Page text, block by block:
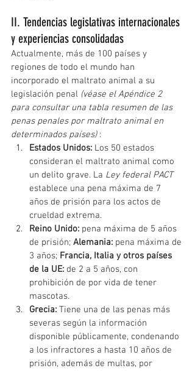
II. Tendencias legislativas internacionales
y experiencias consolidadas
Actualmente, más de 100 países y
regiones de todo el mundo han
incorporado el maltrato animal a su
legislación penal (véase el Apéndice 2
para consultar una tabla resumen de las
penas penales por maltrato animal en
determinados países) :
Estados Unidos: Los 50 estados
consideran el maltrato animal como
un delito grave. La Ley federal PACT
establece una pena máxima de 7
años de prisión para los actos de
crueldad extrema.
Reino Unido: pena máxima de 5 años
de prisión; Alemania: pena máxima de
3 años; Francia, Italia y otros países
de la UE: de 2 a 5 años, con
prohibición de por vida de tener
mascotas.
Grecia: Tiene una de las penas más
severas según la información
disponible públicamente, condenando
a los infractores a hasta 10 años de
prisión, además de multas, por